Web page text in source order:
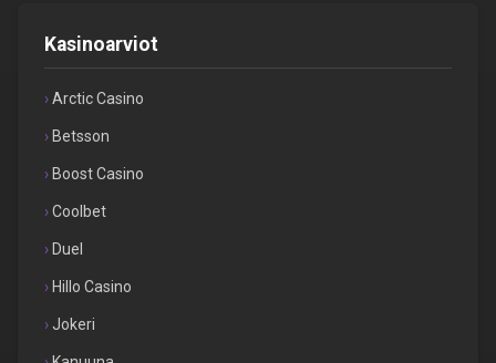
Kasinoarviot
Arctic Casino
Betsson
Boost Casino
Coolbet
Duel
Hillo Casino
Jokeri